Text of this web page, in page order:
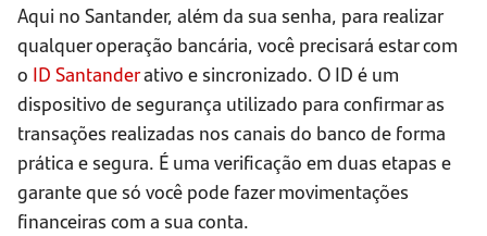
Aqui no Santander, além da sua senha, para realizar
qualquer operação bancária, você precisará estar com
o ID Santanderativo e sincronizado. O ID é um
dispositivo de segurança utilizado para confirmar as
transações realizadas nos canais do banco de forma
prática e segura. É uma verificação em duas etapas e
garante que só você pode fazer movimentações
financeiras com a sua conta.